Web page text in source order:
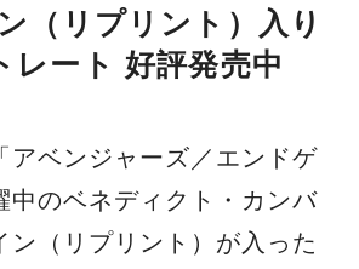
（リプリント）入り
レート 好評発売中
アベンジャーズ／エンドゲ
中のベネディクト・カンバ
ン（リプリント）が入った